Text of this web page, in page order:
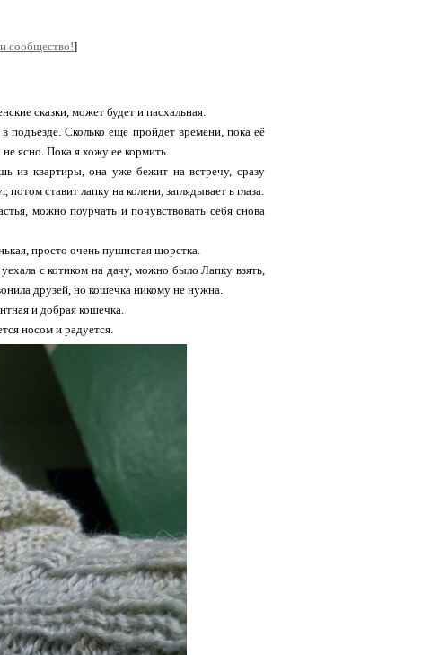
сообщество!]
сказки, может будет и пасхальная.
Сколько еще пройдет времени, пока её
ясно. Пока я хожу ее кормить.
из квартиры, она уже бежит на встречу, сразу
ставит лапку на колени, заглядывает в глаза:
можно поурчать и почувствовать себя снова
просто очень пушистая шорстка.
с котиком на дачу, можно было Лапку взять,
друзей, но кошечка никому не нужна.
и добрая кошечка.
носом и радуется.